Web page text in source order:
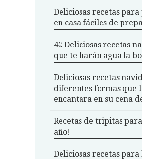
Deliciosas recetas
en casa fáciles de
42 Deliciosas recetas
que te harán agua la
Deliciosas recetas
diferentes formas que
encantara en su cena
Recetas de tripitas
año!
Deliciosas recetas para